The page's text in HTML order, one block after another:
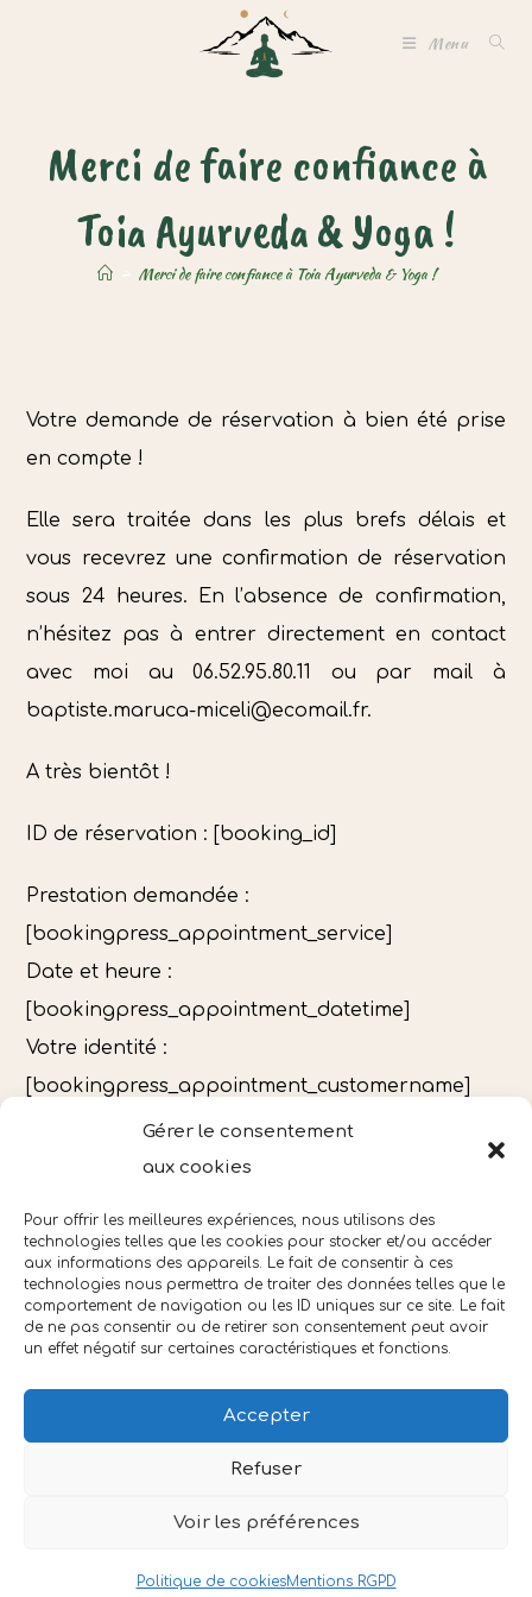
Gérer le consentement
aux cookies
Pour offrir les meilleures expériences, nous utilisons des
technologies telles que les cookies pour stocker et/ou accéder
aux informations des appareils. Le fait de consentir à ces
technologies nous permettra de traiter des données telles que le
comportement de navigation ou les ID uniques sur ce site. Le fait
de ne pas consentir ou de retirer son consentement peut avoir
un effet négatif sur certaines caractéristiques et fonctions.
Accepter
Refuser
Voir les préférences
Politique de cookiesMentions RGPD
Menu
Merci de faire confiance à
Toia Ayurveda & Yoga !
> Merci de faire confiance à Toia Ayurveda & Yoga !
Votre demande de réservation à bien été prise
en compte !
Elle sera traitée dans les plus brefs délais et
vous recevrez une confirmation de réservation
sous 24 heures. En l’absence de confirmation,
n’hésitez pas à entrer directement en contact
avec moi au 06.52.95.80.11 ou par mail à
baptiste.maruca-miceli@ecomail.fr.
A très bientôt !
ID de réservation : [booking_id]
Prestation demandée :
[bookingpress_appointment_service]
Date et heure :
[bookingpress_appointment_datetime]
Votre identité :
[bookingpress_appointment_customername]
Pour ajouter au calendrier
[bookingpress_appointment_calendar_integrati